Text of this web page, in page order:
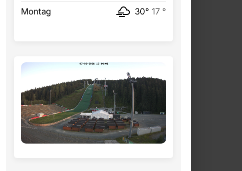
Montag 30° 17 °